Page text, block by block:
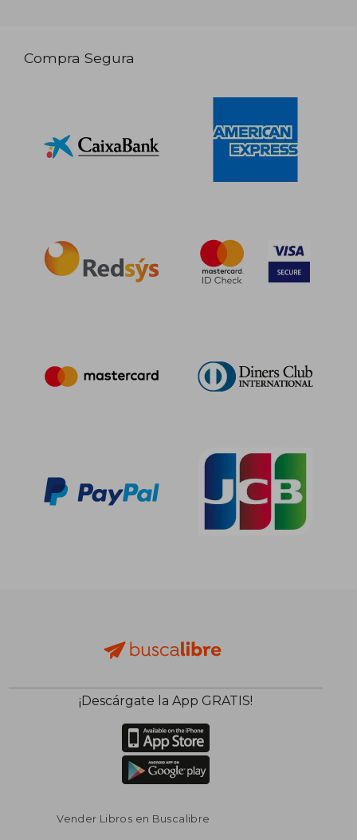
Compra Segura
¡Descárgate la App GRATIS!
Vender Libros en Buscalibre